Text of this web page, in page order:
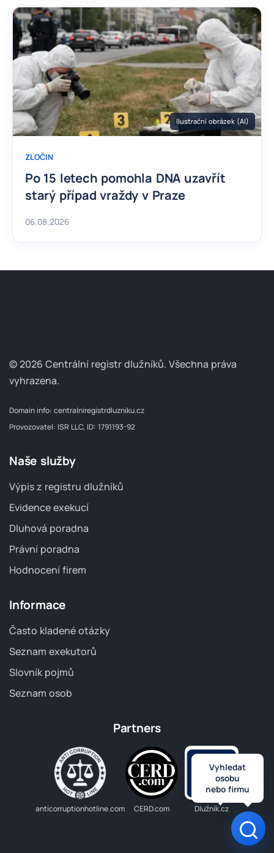
Ilustrační obrázek (AI)
ZLOČIN
Po 15 letech pomohla DNA uzavřít
starý případ vraždy v Praze
06.08.2026
© 2026 Centrální registr dlužníků. Všechna práva
vyhrazena.
Domain info: centralniregistrdluzniku.cz
Provozovatel: ISR LLC, ID: 1791193-92
Naše služby
Výpis z registru dlužníků
Evidence exekucí
Dluhová poradna
Právní poradna
Hodnocení firem
Informace
Často kladené otázky
Seznam exekutorů
Slovník pojmů
Seznam osob
Partners
anticorruptionhotline.com CERD.com Dlužník.cz
Vyhledat
osobu
nebo firmu